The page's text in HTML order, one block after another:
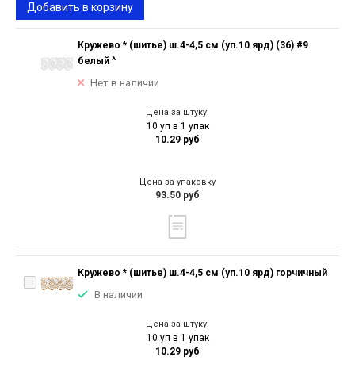
Добавить в корзину
Кружево * (шитье) ш.4-4,5 см (уп.10 ярд) (36) #9
белый ^
Нет в наличии
Цена за штуку:
10 уп в 1 упак
10.29 руб
Цена за упаковку
93.50 руб
Кружево * (шитье) ш.4-4,5 см (уп.10 ярд) горчичный
В наличии
Цена за штуку:
10 уп в 1 упак
10.29 руб